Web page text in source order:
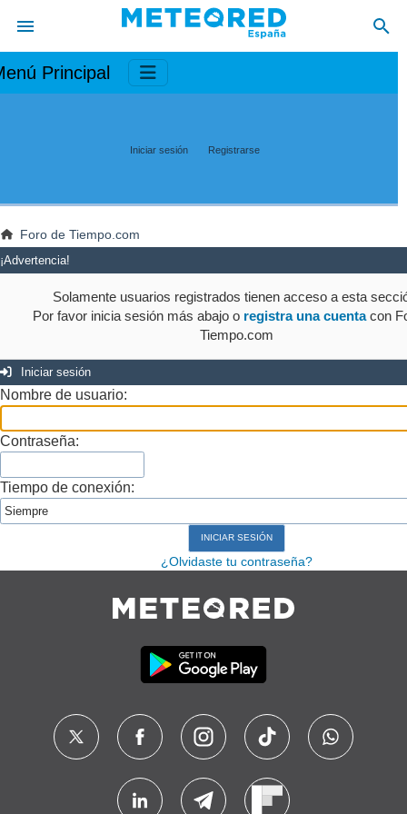
Principal
Iniciar sesión Registrarse
Foro de Tiempo.com
¡Advertencia!
Solamente usuarios registrados tienen acceso a esta
Por favor inicia sesión más abajo o registra una cuentacon
Tiempo.com
Iniciar sesión
Nombre de usuario:
Contraseña:
Tiempo de conexión:
¿Olvidaste tu contraseña?